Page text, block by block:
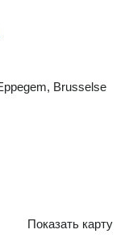
Brusselse
Показать карту